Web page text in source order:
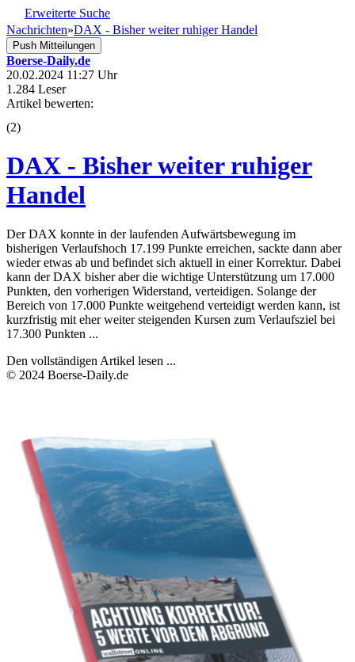
Erweiterte Suche
Nachrichten»DAX - Bisher weiter ruhiger Handel
Push Mitteilungen
Boerse-Daily.de
20.02.2024 11:27 Uhr
1.284 Leser
Artikel bewerten:
(2)
DAX - Bisher weiter ruhiger
Handel
Der DAX konnte in der laufenden Aufwärtsbewegung im
bisherigen Verlaufshoch 17.199 Punkte erreichen, sackte dann aber
wieder etwas ab und befindet sich aktuell in einer Korrektur. Dabei
kann der DAX bisher aber die wichtige Unterstützung um 17.000
Punkten, den vorherigen Widerstand, verteidigen. Solange der
Bereich von 17.000 Punkte weitgehend verteidigt werden kann, ist
kurzfristig mit eher weiter steigenden Kursen zum Verlaufsziel bei
17.300 Punkten ...
Den vollständigen Artikel lesen ...
© 2024 Boerse-Daily.de